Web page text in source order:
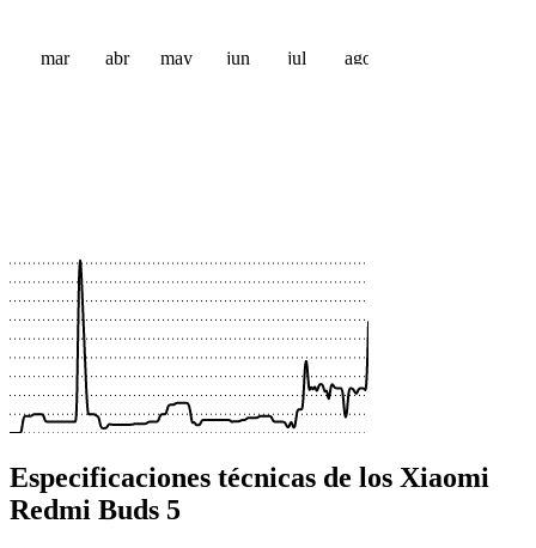
mar abr may jun jul ago
Especificaciones técnicas de los Xiaomi
Redmi Buds 5